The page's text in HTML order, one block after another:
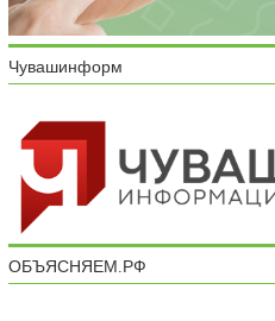
Чувашинформ
ОБЪЯСНЯЕМ.РФ